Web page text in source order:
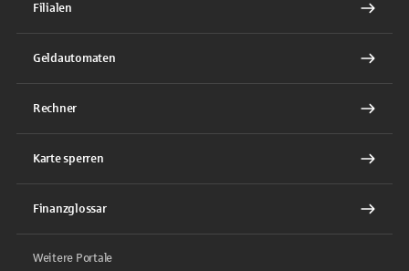
Filialen
Geldautomaten
Rechner
Karte sperren
Finanzglossar
Weitere Portale